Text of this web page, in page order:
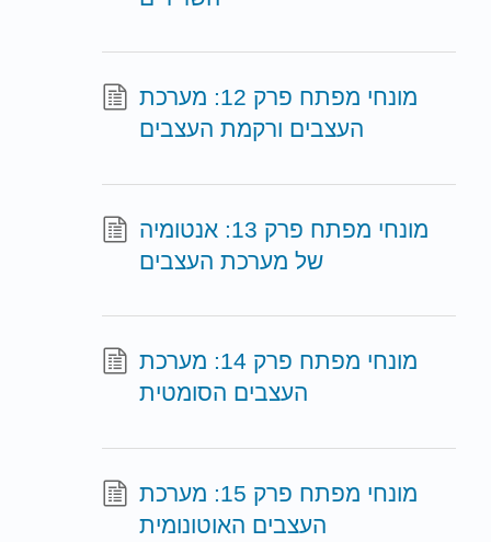
מונחי מפתח פרק 12: מערכת
העצבים ורקמת העצבים
מונחי מפתח פרק 13: אנטומיה
של מערכת העצבים
מונחי מפתח פרק 14: מערכת
העצבים הסומטית
מונחי מפתח פרק 15: מערכת
העצבים האוטונומית